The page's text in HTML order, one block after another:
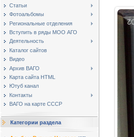
Статьи
Фотоальбомы
Региональные отделения
Вступить в ряды МОО АГО
Деятельность
Каталог сайтов
Видео
Архив ВАГО
Карта сайта HTML
Ютуб канал
Контакты
ВАГО на карте СССР
Категории раздела